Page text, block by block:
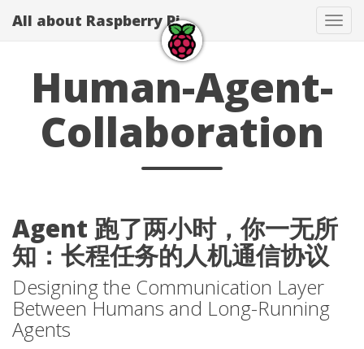
All about Raspberry Pi
Human-Agent-
Collaboration
Agent 跑了两小时，你一无所
知：长程任务的人机通信协议
Designing the Communication Layer
Between Humans and Long-Running
Agents